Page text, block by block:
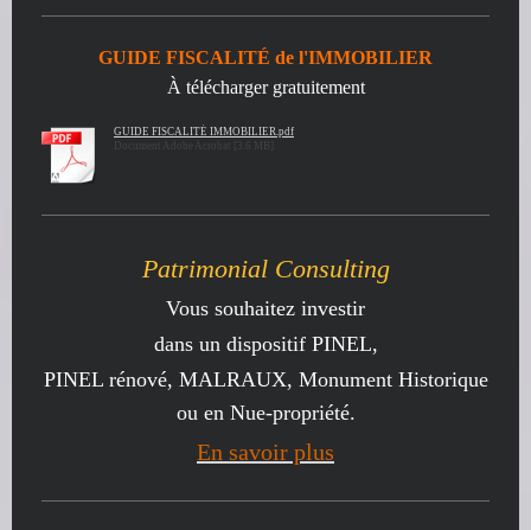
GUIDE FISCALITÉ de l'IMMOBILIER
À télécharger gratuitement
GUIDE FISCALITÉ IMMOBILIER.pdf
Document Adobe Acrobat [3.6 MB]
Patrimonial Consulting
Vous souhaitez investir
dans un dispositif PINEL,
PINEL rénové, MALRAUX, Monument Historique
ou en Nue-propriété.
En savoir plus